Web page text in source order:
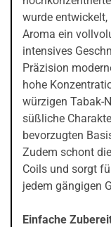
wurde
Aroma ein
intensives
Präzision
hohe
würzigen Tabak-
süßliche
bevorzugten
Zudem schont
Coils und sorgt
jedem gängigen
Einfache